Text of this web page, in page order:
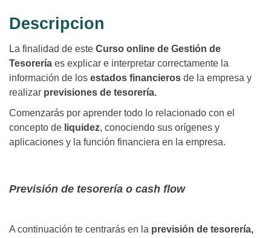
Descripcion
La finalidad de este Curso online de Gestión de
Tesorería es explicar e interpretar correctamente la
información de los estados financieros de la empresa y
realizar previsiones de tesorería.
Comenzarás por aprender todo lo relacionado con el
concepto de liquidez, conociendo sus orígenes y
aplicaciones y la función financiera en la empresa.
Previsión de tesorería o cash flow
A continuación te centrarás en la previsión de tesorería,